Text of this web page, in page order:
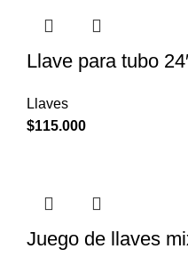
Llave para tubo
Llaves
$115.000
Juego de llaves